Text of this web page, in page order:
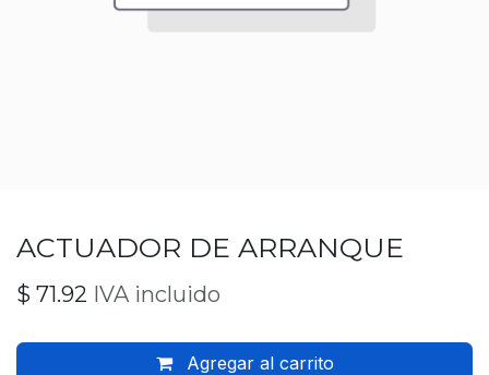
ACTUADOR DE ARRANQUE
$ 71.92 IVA incluido
Agregar al carrito